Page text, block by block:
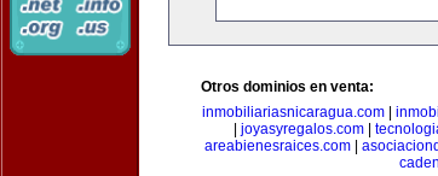
Otros dominios en venta:
inmobiliariasnicaragua.com|
joyasyregalos.com
areabienesraices.com|